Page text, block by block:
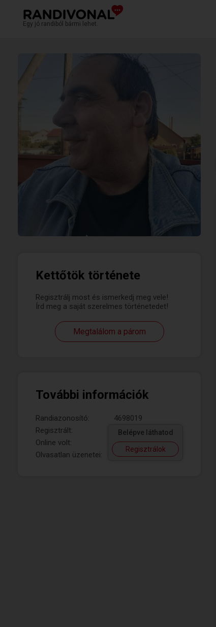
Egy jó randiból bármi lehet.
Kettőtök története
Regisztrálj most és ismerkedj meg vele!
Írd meg a saját szerelmes történetedet!
Megtalálom a párom
További információk
Randiazonosító:
4698019
Regisztrált:
Online volt:
Olvasatlan üzenetei:
Belépve láthatod
Regisztrálok